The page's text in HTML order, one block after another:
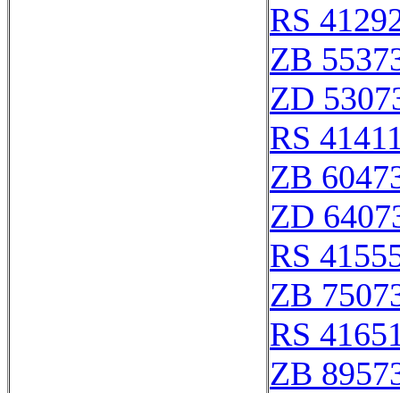
RS
ZB
ZD
RS
ZB
ZD
RS
ZB
RS
ZB